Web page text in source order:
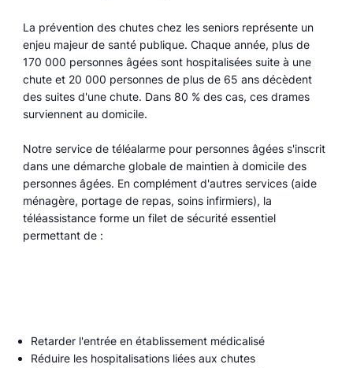
La prévention des chutes chez les seniors représente un
enjeu majeur de santé publique. Chaque année, plus de
170 000 personnes âgées sont hospitalisées suite à une
chute et 20 000 personnes de plus de 65 ans décèdent
des suites d'une chute. Dans 80 % des cas, ces drames
surviennent au domicile.
Notre service de téléalarme pour personnes âgées s'inscrit
dans une démarche globale de maintien à domicile des
personnes âgées. En complément d'autres services (aide
ménagère, portage de repas, soins infirmiers), la
téléassistance forme un filet de sécurité essentiel
permettant de :
Retarder l'entrée en établissement médicalisé
Réduire les hospitalisations liées aux chutes